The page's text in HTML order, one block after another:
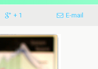
+ 1 E-mail